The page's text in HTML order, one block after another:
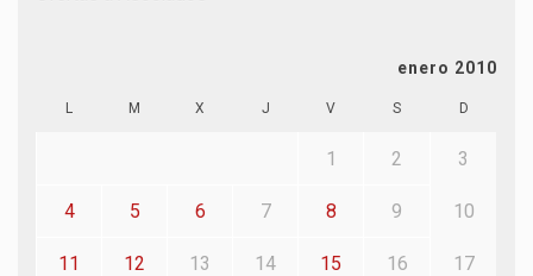
enero 2010
L M X J V S D
1 2 3
4 5 6 7 8 9 10
11 12 13 14 15 16 17